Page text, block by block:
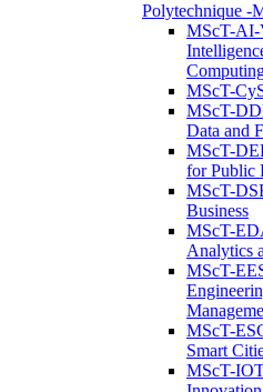
Polytechnique -
MScT-
MScT-
MScT-
Data and
MScT-
for Public
MScT-
Business
MScT-
Analytics
MScT-
MScT-
Smart
MScT-